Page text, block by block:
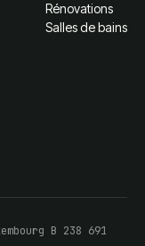
Rénovations
Salles de bains
B 238 691